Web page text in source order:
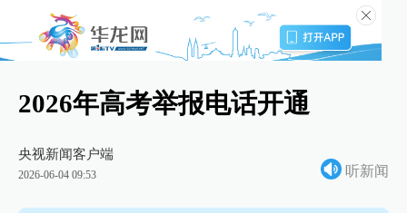
2026年高考举报电话开通
央视新闻客户端
2026-06-04 09:53 听新闻